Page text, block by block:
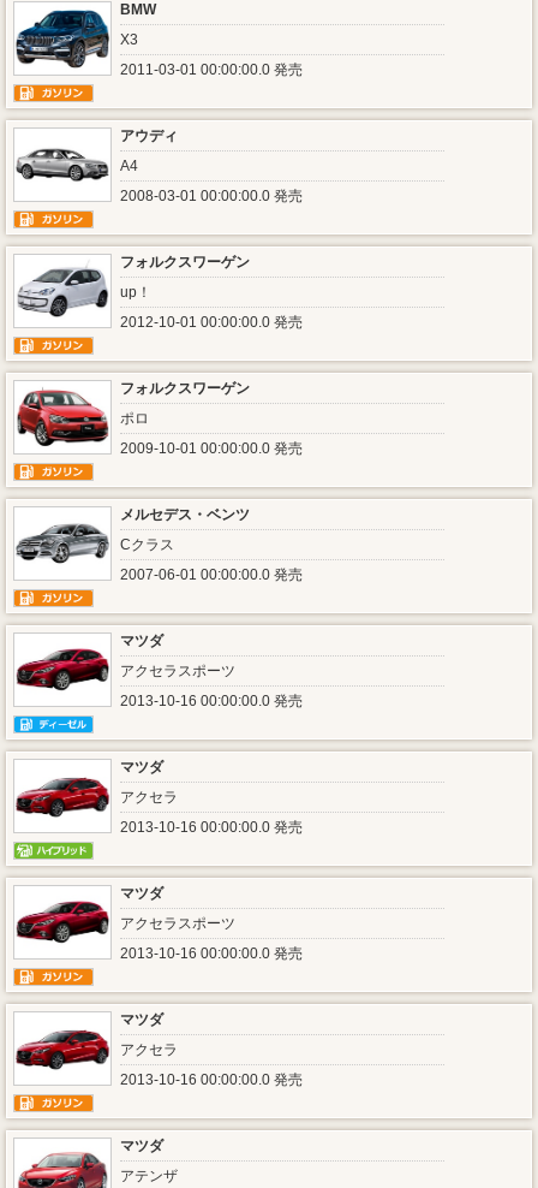
BMW
X3
2011-03-01 00:00:00.0 発売
アウディ
A4
2008-03-01 00:00:00.0 発売
フォルクスワーゲン
up！
2012-10-01 00:00:00.0 発売
フォルクスワーゲン
ポロ
2009-10-01 00:00:00.0 発売
メルセデス・ベンツ
Cクラス
2007-06-01 00:00:00.0 発売
マツダ
アクセラスポーツ
2013-10-16 00:00:00.0 発売
マツダ
アクセラ
2013-10-16 00:00:00.0 発売
マツダ
アクセラスポーツ
2013-10-16 00:00:00.0 発売
マツダ
アクセラ
2013-10-16 00:00:00.0 発売
マツダ
アテンザ